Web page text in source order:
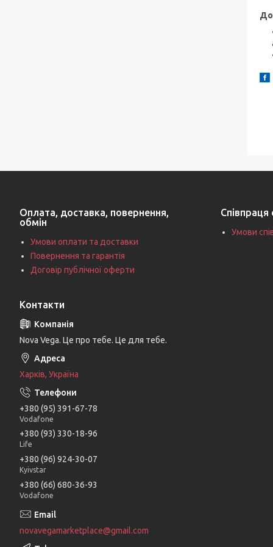
Оплата, доставка, повернення,
обмін
Умови оплати та доставки
Повернення та гарантія
Договір публічної оферти
Умови
Контакти
Nova Vega. Це про тебе. Це для тебе.
Харків, Україна
+380 (95) 391-67-78
Vodafone
+380 (93) 330-18-96
Life
+380 (96) 924-30-07
Kyivstar
+380 (66) 680-36-93
Vodafone
novavegamarketplace@gmail.com